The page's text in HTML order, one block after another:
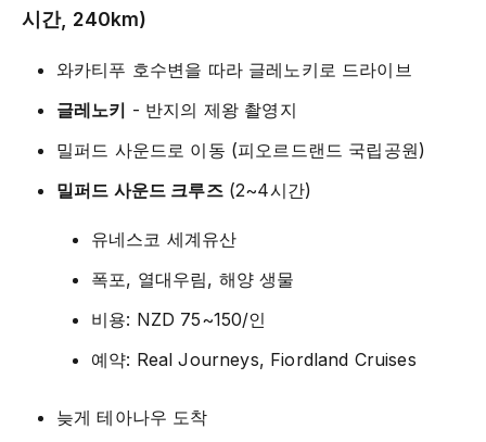
시간, 240km)
와카티푸 호수변을 따라 글레노키로 드라이브
글레노키 - 반지의 제왕 촬영지
밀퍼드 사운드로 이동 (피오르드랜드 국립공원)
밀퍼드 사운드 크루즈(2~4시간)
유네스코 세계유산
폭포, 열대우림, 해양 생물
비용: NZD 75~150/인
예약: Real Journeys, Fiordland Cruises
늦게 테아나우 도착